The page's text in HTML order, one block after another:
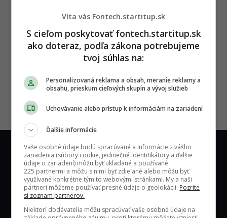
Najrýchlejšie rastúci technologický portál
Víta vás Fontech.startitup.sk
S cieľom poskytovať fontech.startitup.sk
ako doteraz, podľa zákona potrebujeme
tvoj súhlas na:
Personalizovaná reklama a obsah, meranie reklamy a
obsahu, prieskum cieľových skupín a vývoj služieb
Uchovávanie alebo prístup k informáciám na zariadení
Ďalšie informácie
Vaše osobné údaje budú spracúvané a informácie z vášho
zariadenia (súbory cookie, jedinečné identifikátory a ďalšie
údaje o zariadení) môžu byť ukladané a používané
225 partnermi a môžu s nimi byť zdieľané alebo môžu byť
využívané konkrétne týmito webovými stránkami. My a naši
partneri môžeme používať presné údaje o geolokácii. Pozrite
si zoznam partnerov.
Niektorí dodávatelia môžu spracúvať vaše osobné údaje na